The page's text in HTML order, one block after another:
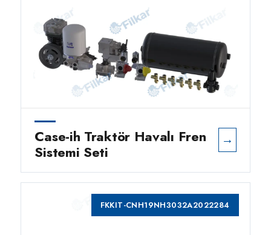
Case-ih Traktör Havalı Fren
Sistemi Seti
→
FKKIT-CNH19NH3032A2022284